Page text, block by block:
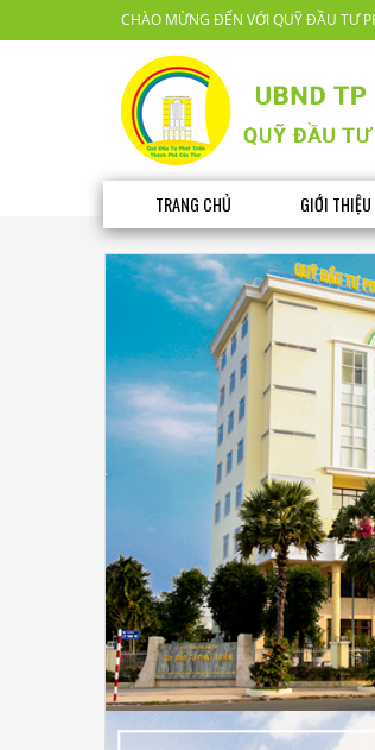
CHÀO MỪNG ĐẾN VỚI QUỸ ĐẦU TƯ
TRANG CHỦ GIỚI THIỆU